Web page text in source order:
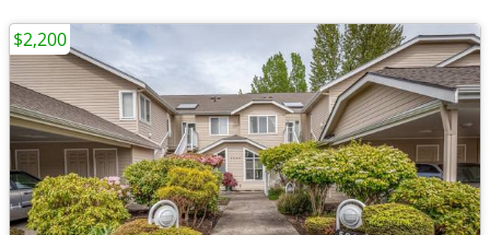
$2,200